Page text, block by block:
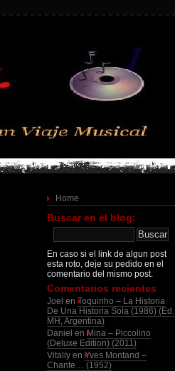
Home
Buscar en el blog:
En caso si el link de algun post
esta roto, deje su pedido en el
comentario del mismo post.
Comentarios recientes
Joel en Toquinho – La Historia
De Una Historia Sola (1986) (Ed.
MH, Argentina)
Daniel en Mina – Piccolino
(Deluxe Edition) (2011)
Vitaliy en Yves Montand –
Chante… (1952)